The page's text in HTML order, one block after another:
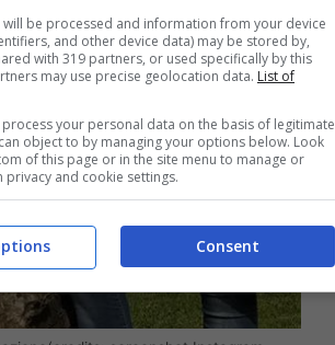
be processed and information from your device
and other device data) may be stored by,
with 319 partners, or used specifically by this
may use precise geolocation data. List of
your personal data on the basis of legitimate
object to by managing your options below. Look
of this page or in the site menu to manage or
privacy and cookie settings.
Consent